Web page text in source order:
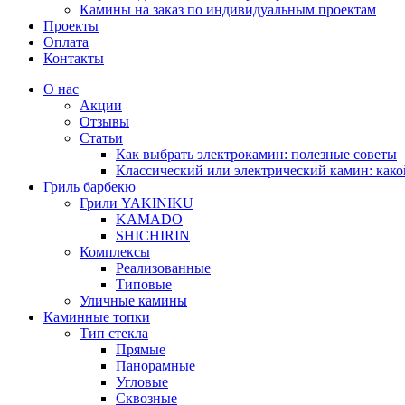
Камины на заказ по индивидуальным проектам
Проекты
Оплата
Контакты
О нас
Акции
Отзывы
Статьи
Как выбрать электрокамин: полезные советы
Классический или электрический камин:
Гриль барбекю
Грили YAKINIKU
KAMADO
SHICHIRIN
Комплексы
Реализованные
Типовые
Уличные камины
Каминные топки
Тип стекла
Прямые
Панорамные
Угловые
Сквозные